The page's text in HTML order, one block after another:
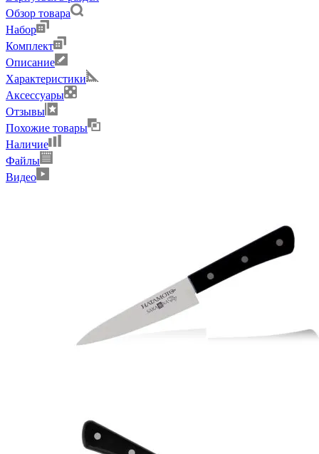
Обзор товара
Набор
Комплект
Описание
Характеристики
Аксессуары
Отзывы
Похожие товары
Наличие
Файлы
Видео